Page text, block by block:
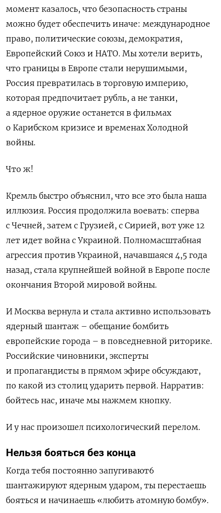
момент казалось, что безопасность страны
можно будет обеспечить иначе: международное
право, политические союзы, демократия,
Европейский Союз и НАТО. Мы хотели верить,
что границы в Европе стали нерушимыми,
Россия превратилась в торговую империю,
которая предпочитает рубль, а не танки,
а ядерное оружие останется в фильмах
о Карибском кризисе и временах Холодной
войны.
Что ж!
Кремль быстро объяснил, что все это была наша
иллюзия. Россия продолжила воевать: сперва
с Чечней, затем с Грузией, с Сирией, вот уже 12
лет идет война с Украиной. Полномасштабная
агрессия против Украиной, начавшаяся 4,5 года
назад, стала крупнейшей войной в Европе после
окончания Второй мировой войны.
И Москва вернула и стала активно использовать
ядерный шантаж – обещание бомбить
европейские города – в повседневной риторике.
Российские чиновники, эксперты
и пропагандисты в прямом эфире обсуждают,
по какой из столиц ударить первой. Нарратив:
бойтесь нас, иначе мы нажмем кнопку.
И у нас произошел психологический перелом.
Нельзя бояться без конца
Когда тебя постоянно запугивают6
шантажируют ядерным ударом, ты перестаешь
бояться и начинаешь «любить атомную бомбу».